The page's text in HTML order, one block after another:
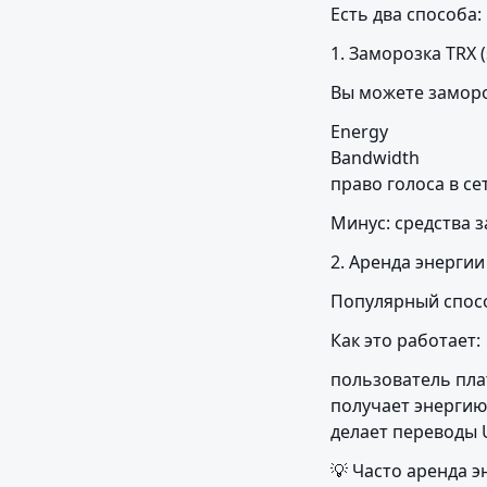
Есть два способа:
1. Заморозка TRX
Вы можете
Energy
Bandwidth
право голоса в
Минус: средства
2. Аренда
Популярный
Как это работает:
пользователь
получает
делает переводы
💡 Часто аренда